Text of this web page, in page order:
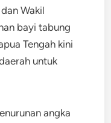
Wakil
bayi tabung
Tengah kini
untuk
angka